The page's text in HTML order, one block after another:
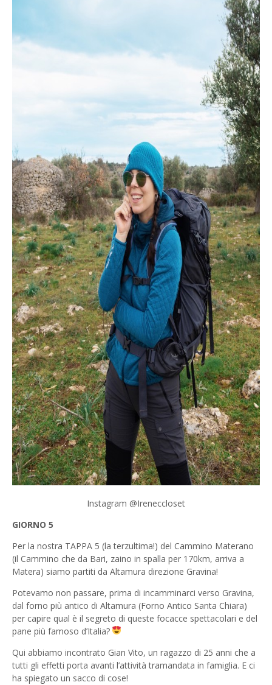
Instagram @Ireneccloset
GIORNO 5
Per la nostra TAPPA 5 (la terzultima!) del Cammino Materano
(il Cammino che da Bari, zaino in spalla per 170km, arriva a
Matera) siamo partiti da Altamura direzione Gravina!
Potevamo non passare, prima di incamminarci verso Gravina,
dal forno più antico di Altamura (Forno Antico Santa Chiara)
per capire qual è il segreto di queste focacce spettacolari e del
pane più famoso d’Italia?
Qui abbiamo incontrato Gian Vito, un ragazzo di 25 anni che a
tutti gli effetti porta avanti l’attività tramandata in famiglia. E ci
ha spiegato un sacco di cose!